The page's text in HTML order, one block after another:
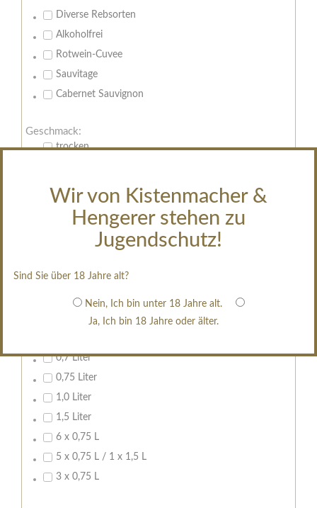
Wir von Kistenmacher &
Hengerer stehen zu
Jugendschutz!
Sind Sie über 18 Jahre alt?
Nein, Ich bin unter 18 Jahre alt.
Ja, Ich bin 18 Jahre oder älter.
Diverse Rebsorten
Alkoholfrei
Rotwein-Cuvee
Sauvitage
Cabernet Sauvignon
Geschmack:
trocken
halbtrocken
edelsüß
erfrischend, nicht zu süß
0,7 Liter
0,75 Liter
1,0 Liter
1,5 Liter
6 x 0,75 L
5 x 0,75 L / 1 x 1,5 L
3 x 0,75 L